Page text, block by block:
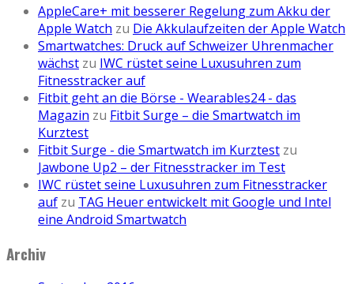
AppleCare+ mit besserer Regelung zum Akku der
Apple Watch zu Die Akkulaufzeiten der Apple Watch
Smartwatches: Druck auf Schweizer Uhrenmacher
wächst zu IWC rüstet seine Luxusuhren zum
Fitnesstracker auf
Fitbit geht an die Börse - Wearables24 - das
Magazin zu Fitbit Surge – die Smartwatch im
Kurztest
Fitbit Surge - die Smartwatch im Kurztest zu
Jawbone Up2 – der Fitnesstracker im Test
IWC rüstet seine Luxusuhren zum Fitnesstracker
auf zu TAG Heuer entwickelt mit Google und Intel
eine Android Smartwatch
Archiv